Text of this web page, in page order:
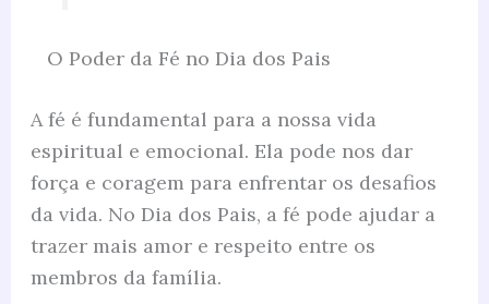
O Poder da Fé no Dia dos Pais
A fé é fundamental para a nossa vida
espiritual e emocional. Ela pode nos dar
força e coragem para enfrentar os desafios
da vida. No Dia dos Pais, a fé pode ajudar a
trazer mais amor e respeito entre os
membros da família.